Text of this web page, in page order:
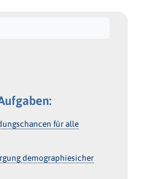
für alle
demographiesicher